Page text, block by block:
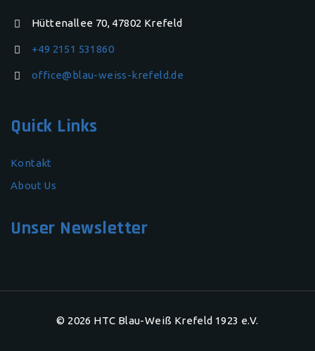
Hüttenallee 70, 47802 Krefeld
+49 2151 531860
office@blau-weiss-krefeld.de
Quick Links
Kontakt
About Us
Unser Newsletter
© 2026 HTC Blau-Weiß Krefeld 1923 e.V.